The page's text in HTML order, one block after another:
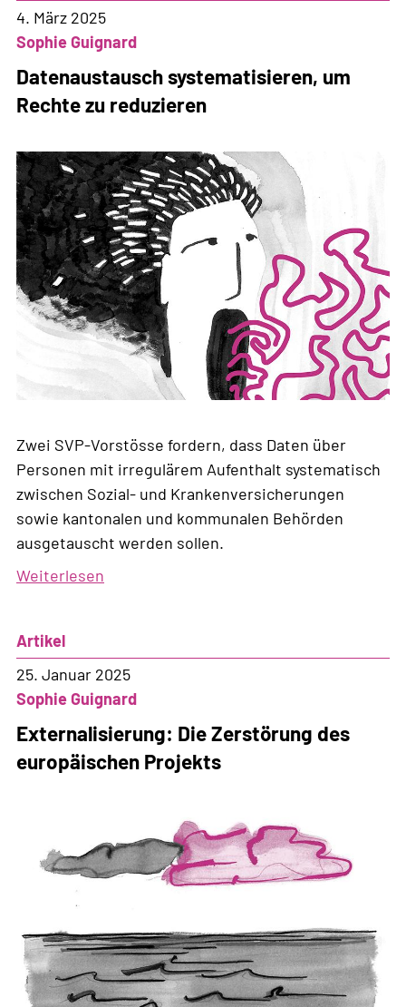
Kapitel
492
4. März 2025
Sophie Guignard
Datenaustausch systematisieren, um
Rechte zu reduzieren
Zwei SVP-Vorstösse fordern, dass Daten über
Personen mit irregulärem Aufenthalt systematisch
zwischen Sozial- und Krankenversicherungen
sowie kantonalen und kommunalen Behörden
ausgetauscht werden sollen.
Weiterlesen
Rechte
zu
reduzieren
Artikel
25. Januar 2025
Sophie Guignard
Externalisierung: Die Zerstörung des
europäischen Projekts